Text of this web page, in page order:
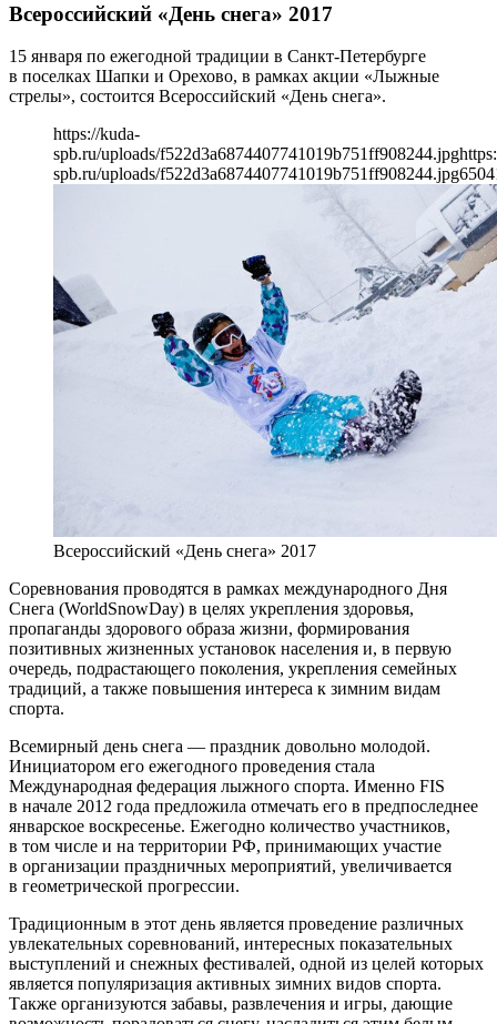
Всероссийский «День снега» 2017
15 января по ежегодной традиции в Санкт-Петербурге
в поселках Шапки и Орехово, в рамках акции «Лыжные
стрелы», состоится Всероссийский «День снега».
https://kuda-
spb.ru/uploads/f522d3a6874407741019b751ff908244.jpg
spb.ru/uploads/f522d3a6874407741019b751ff908244.jpg650
Всероссийский «День снега» 2017
Соревнования проводятся в рамках международного Дня
Снега (WorldSnowDay) в целях укрепления здоровья,
пропаганды здорового образа жизни, формирования
позитивных жизненных установок населения и, в первую
очередь, подрастающего поколения, укрепления семейных
традиций, а также повышения интереса к зимним видам
спорта.
Всемирный день снега — праздник довольно молодой.
Инициатором его ежегодного проведения стала
Международная федерация лыжного спорта. Именно FIS
в начале 2012 года предложила отмечать его в предпоследнее
январское воскресенье. Ежегодно количество участников,
в том числе и на территории РФ, принимающих участие
в организации праздничных мероприятий, увеличивается
в геометрической прогрессии.
Традиционным в этот день является проведение различных
увлекательных соревнований, интересных показательных
выступлений и снежных фестивалей, одной из целей которых
является популяризация активных зимних видов спорта.
Также организуются забавы, развлечения и игры, дающие